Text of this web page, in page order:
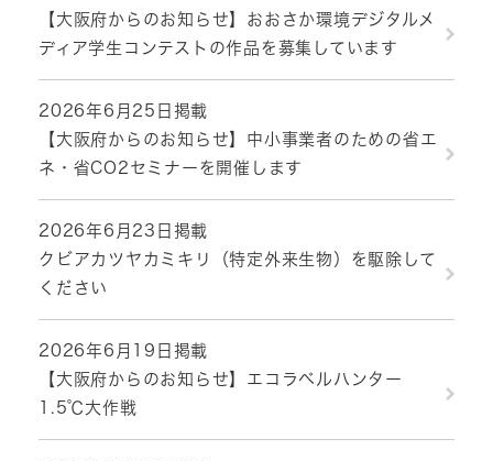
【大阪府からのお知らせ】おおさか環境デジタルメ
ディア学生コンテストの作品を募集しています
2026年6月25日掲載
【大阪府からのお知らせ】中小事業者のための省エ
ネ・省CO2セミナーを開催します
2026年6月23日掲載
クビアカツヤカミキリ（特定外来生物）を駆除して
ください
2026年6月19日掲載
【大阪府からのお知らせ】エコラベルハンター
1.5℃大作戦